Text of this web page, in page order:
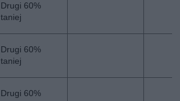
Drugi 60%
taniej
Drugi 60%
taniej
Drugi 60%